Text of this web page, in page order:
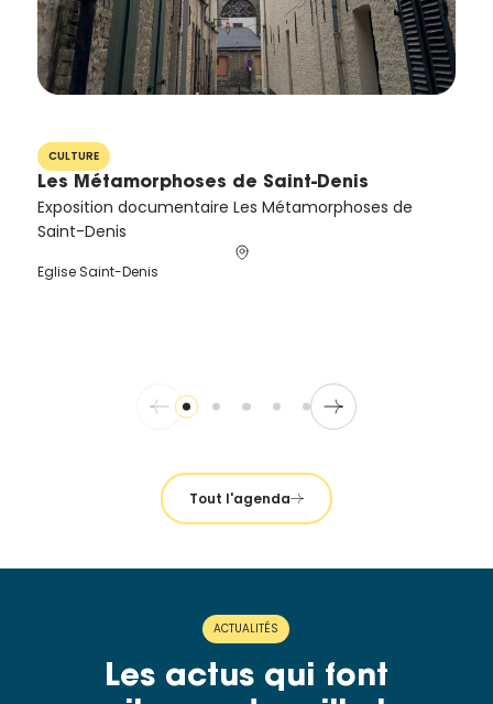
CULTURE
Les Métamorphoses de Saint-Denis
Exposition documentaire Les Métamorphoses de
Saint-Denis
Eglise Saint-Denis
Tout l'agenda
ACTUALITÉS
Les actus qui font
de la
Ville et
de ses
partenaires.
Si vous
désinscrire
cliquez ici